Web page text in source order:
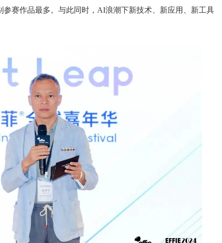
参赛作品最多。与此同时，AI浪潮下新技术、新应用、新工具